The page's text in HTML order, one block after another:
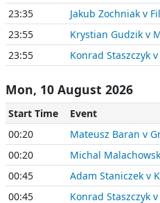
23:35
Jakub Zochniak v
23:55
Krystian Gudzik v
23:55
Konrad Staszczyk
Mon, 10 August 2026
Start Time
Event
00:20
Mateusz Baran v
00:20
Michal
00:45
Adam Staniczek v
00:45
Konrad Staszczyk